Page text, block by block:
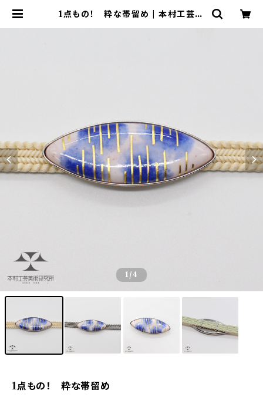
1点もの！ 粋な帯留め | 本村工芸美
1/4
1点もの！ 粋な帯留め